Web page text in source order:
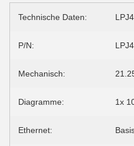
Technische Daten:
P/N:
Mechanisch:
Diagramme: 1x
Ethernet: